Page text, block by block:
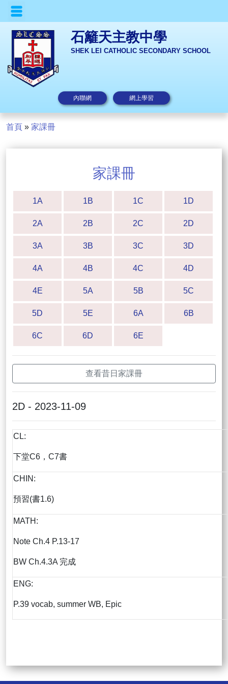
石籬天主教中學
SHEK LEI CATHOLIC SECONDARY SCHOOL
內聯網 網上學習
首頁 » 家課冊
家課冊
1A 1B 1C 1D
2A 2B 2C 2D
3A 3B 3C 3D
4A 4B 4C 4D
4E 5A 5B 5C
5D 5E 6A 6B
6C 6D 6E
查看昔日家課冊
2D - 2023-11-09
CL:
下堂C6，C7書
CHIN:
預習(書1.6)
MATH:
Note Ch.4 P.13-17
BW Ch.4.3A 完成
ENG:
P.39 vocab, summer WB, Epic